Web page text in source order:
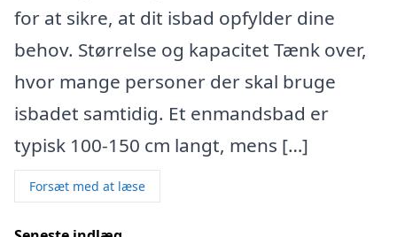
for at sikre, at dit isbad opfylder dine
behov. Størrelse og kapacitet Tænk over,
hvor mange personer der skal bruge
isbadet samtidig. Et enmandsbad er
typisk 100-150 cm langt, mens […]
Forsæt med at læse